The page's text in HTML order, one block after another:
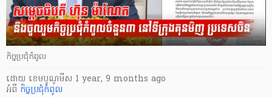
កិច្ចប្រជុំកំពូល
ដោយ ​ ខេមបូណូមីស 1 year, 9 months ago
អំពី កិច្ចប្រជុំកំពូល